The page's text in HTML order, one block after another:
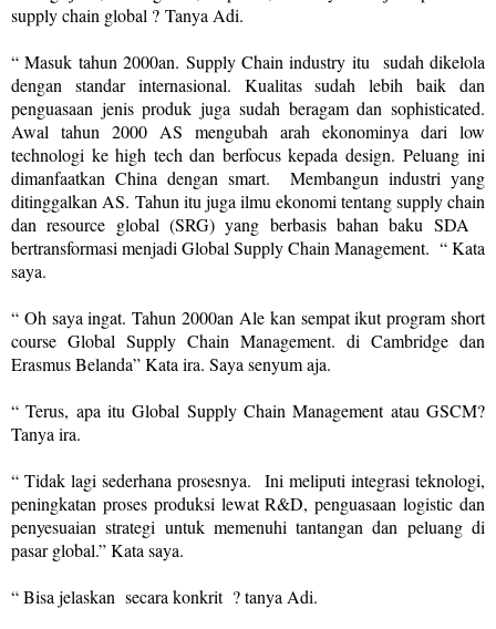
supply chain global ? Tanya Adi.
“ Masuk tahun 2000an. Supply Chain industry itu
sudah dikelola
dengan standar internasional. Kualitas sudah lebih baik dan
penguasaan jenis produk juga sudah beragam dan sophisticated.
Awal tahun 2000 AS mengubah arah ekonominya dari low
technologi ke high tech dan berfocus kepada design. Peluang ini
dimanfaatkan China dengan smart. Membangun industri yang
ditinggalkan AS. Tahun itu juga ilmu ekonomi tentang supply chain
dan resource global (SRG) yang berbasis bahan baku SDA
bertransformasi menjadi Global Supply Chain Management. “ Kata
saya.
“ Oh saya ingat. Tahun 2000an Ale kan sempat ikut program short
course Global Supply Chain Management. di Cambridge dan
Erasmus Belanda” Kata ira. Saya senyum aja.
“ Terus, apa itu Global Supply Chain Management atau GSCM?
Tanya ira.
“ Tidak lagi sederhana prosesnya.
Ini meliputi integrasi teknologi,
peningkatan proses produksi lewat R&D, penguasaan logistic dan
penyesuaian strategi untuk memenuhi tantangan dan peluang di
pasar global.” Kata saya.
“ Bisa jelaskan secara konkrit ? tanya Adi.